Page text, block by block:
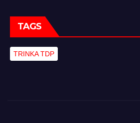
TAGS
TRINKA TDP